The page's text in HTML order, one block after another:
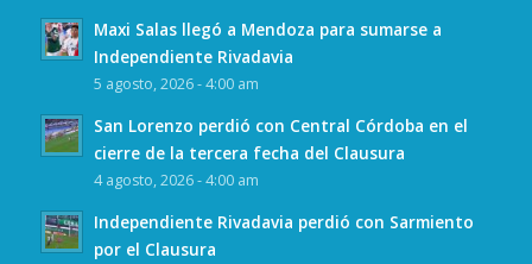
Maxi Salas llegó a Mendoza para sumarse a
Independiente Rivadavia
5 agosto, 2026 - 4:00 am
San Lorenzo perdió con Central Córdoba en el
cierre de la tercera fecha del Clausura
4 agosto, 2026 - 4:00 am
Independiente Rivadavia perdió con Sarmiento
por el Clausura